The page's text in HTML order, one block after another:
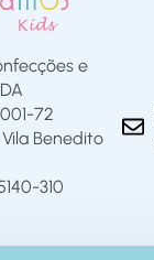
e
72
Benedito
310